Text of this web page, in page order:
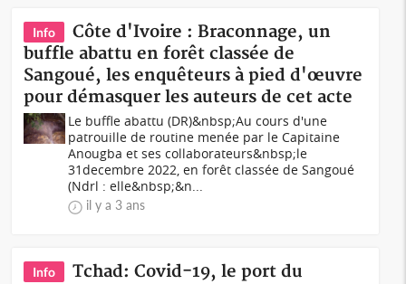
Info
Côte d'Ivoire : Braconnage, un
buffle abattu en forêt classée de
Sangoué, les enquêteurs à pied d'œuvre
pour démasquer les auteurs de cet acte
Le buffle abattu (DR)&nbsp;Au cours d'une
patrouille de routine menée par le Capitaine
Anougba et ses collaborateurs&nbsp;le
31decembre 2022, en forêt classée de Sangoué
(Ndrl : elle&nbsp;&n...
il y a 3 ans
Info
Tchad: Covid-19, le port du